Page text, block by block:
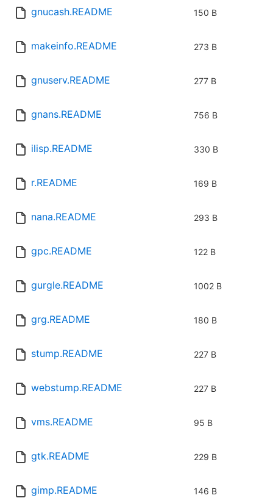
gnucash.README 150 B
makeinfo.README 273 B
gnuserv.README 277 B
gnans.README 756 B
ilisp.README 330 B
r.README 169 B
nana.README 293 B
gpc.README 122 B
gurgle.README 1002 B
grg.README 180 B
stump.README 227 B
webstump.README 227 B
vms.README 95 B
gtk.README 229 B
gimp.README 146 B